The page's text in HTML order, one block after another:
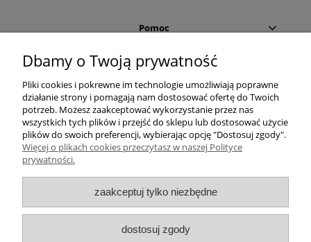
Pomoc
Moje konto
Płatności i dostawa
Informacje
Vincent Garage
98-400 Wieruszów
Dbamy o Twoją prywatność
Pliki cookies i pokrewne im technologie umożliwiają poprawne
działanie strony i pomagają nam dostosować ofertę do Twoich
potrzeb. Możesz zaakceptować wykorzystanie przez nas
wszystkich tych plików i przejść do sklepu lub dostosować użycie
plików do swoich preferencji, wybierając opcję "Dostosuj zgody".
Więcej o plikach cookies przeczytasz w naszej Polityce
prywatności.
zaakceptuj tylko niezbędne
dostosuj zgody